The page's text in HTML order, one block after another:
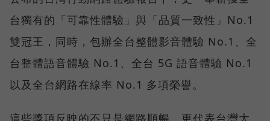
台獨有的「可靠性體驗」與「品質一致性」No.1
雙冠王，同時，包辦全台整體影音體驗 No.1、全
台整體語音體驗 No.1、全台 5G 語音體驗 No.1
以及全台網路在線率 No.1 多項榮譽。
這些獎項反映的不只是網路順暢，更代表台灣大